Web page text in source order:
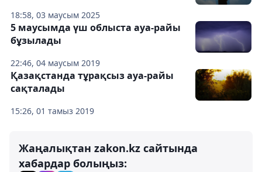
18:58, 03 маусым 2025
22:46, 04 маусым 2019
5 маусымда үш облыста ауа-райы
бұзылады
15:26, 01 тамыз 2019
Қазақстанда тұрақсыз ауа-райы
сақталады
Жаңалықтан zakon.kz сайтында
хабардар болыңыз: